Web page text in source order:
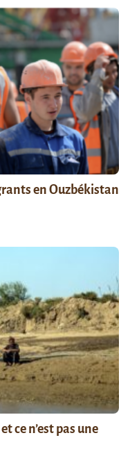
en Ouzbékistan
ce n’est pas une